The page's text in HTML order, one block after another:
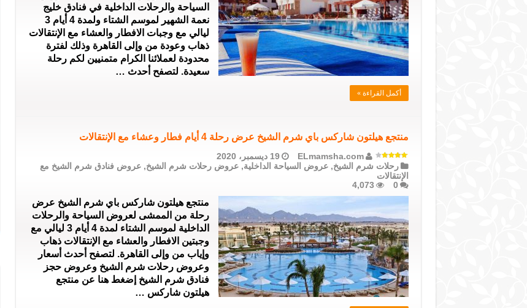
السياحة والرحلات الداخلية في فنادق خليج
نعمة الشهير لموسم الشتاء ولمدة 4 أيام 3
ليالي مع وجبات الافطار والعشاء مع الإنتقالات
ذهاب وعودة من وإلى القاهرة وذلك لفترة
محدودة لعملائنا الكرام متمنيين لكم رحلة
سعيدة. لتصفح أحدث …
أكمل القراءة »
منتجع هيلتون شاركس باي شرم الشيخ عرض رحلة 4 أيام فطار وعشاء مع الإنتقالات
ELmamsha.com
19 ديسمبر، 2020
رحلات شرم الشيخ,عروض السياحة الداخلية,عروض رحلات شرم الشيخ,عروض فنادق شرم الشيخ مع
الإنتقالات
0
4,073
منتجع هيلتون شاركس باي شرم الشيخ عرض
رحلة من الممشى لعروض السياحة والرحلات
الداخلية لموسم الشتاء لمدة 4 أيام 3 ليالي مع
وجبتين الافطار والعشاء مع الإنتقالات ذهاب
وإياب من وإلى القاهرة. لتصفح أحدث أسعار
وعروض رحلات شرم الشيخ وعروض حجز
فنادق شرم الشيخ إضغط هنا عن منتجع
هيلتون شاركس …